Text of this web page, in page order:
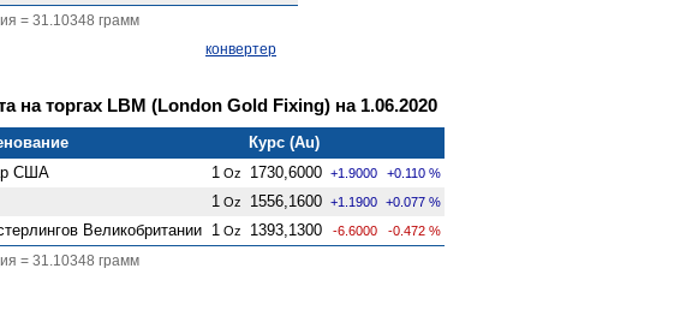
= 31.10348 грамм
конвертер
на торгах LBM (London Gold Fixing) на 1.06.2020
Курс (Au)
США 1 Oz 1730,6000 +1.9000 +0.110 %
1 Oz 1556,1600 +1.1900 +0.077 %
Велико­британии 1 Oz 1393,1300 -6.6000 -0.472 %
= 31.10348 грамм